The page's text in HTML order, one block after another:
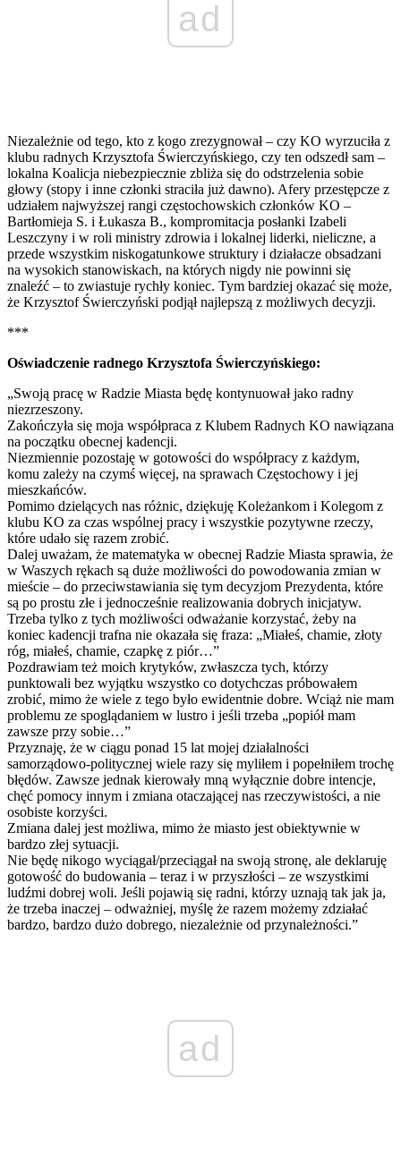
ad
Niezależnie od tego, kto z kogo zrezygnował – czy KO wyrzuciła z
klubu radnych Krzysztofa Świerczyńskiego, czy ten odszedł sam –
lokalna Koalicja niebezpiecznie zbliża się do odstrzelenia sobie
głowy (stopy i inne członki straciła już dawno). Afery przestępcze z
udziałem najwyższej rangi częstochowskich członków KO –
Bartłomieja S. i Łukasza B., kompromitacja posłanki Izabeli
Leszczyny i w roli ministry zdrowia i lokalnej liderki, nieliczne, a
przede wszystkim niskogatunkowe struktury i działacze obsadzani
na wysokich stanowiskach, na których nigdy nie powinni się
znaleźć – to zwiastuje rychły koniec. Tym bardziej okazać się może,
że Krzysztof Świerczyński podjął najlepszą z możliwych decyzji.
***
Oświadczenie radnego Krzysztofa Świerczyńskiego:
„Swoją pracę w Radzie Miasta będę kontynuował jako radny
niezrzeszony.
Zakończyła się moja współpraca z Klubem Radnych KO nawiązana
na początku obecnej kadencji.
Niezmiennie pozostaję w gotowości do współpracy z każdym,
komu zależy na czymś więcej, na sprawach Częstochowy i jej
mieszkańców.
Pomimo dzielących nas różnic, dziękuję Koleżankom i Kolegom z
klubu KO za czas wspólnej pracy i wszystkie pozytywne rzeczy,
które udało się razem zrobić.
Dalej uważam, że matematyka w obecnej Radzie Miasta sprawia, że
w Waszych rękach są duże możliwości do powodowania zmian w
mieście – do przeciwstawiania się tym decyzjom Prezydenta, które
są po prostu złe i jednocześnie realizowania dobrych inicjatyw.
Trzeba tylko z tych możliwości odważanie korzystać, żeby na
koniec kadencji trafna nie okazała się fraza: „Miałeś, chamie, złoty
róg, miałeś, chamie, czapkę z piór…”
Pozdrawiam też moich krytyków, zwłaszcza tych, którzy
punktowali bez wyjątku wszystko co dotychczas próbowałem
zrobić, mimo że wiele z tego było ewidentnie dobre. Wciąż nie mam
problemu ze spoglądaniem w lustro i jeśli trzeba „popiół mam
zawsze przy sobie…”
Przyznaję, że w ciągu ponad 15 lat mojej działalności
samorządowo-politycznej wiele razy się myliłem i popełniłem trochę
błędów. Zawsze jednak kierowały mną wyłącznie dobre intencje,
chęć pomocy innym i zmiana otaczającej nas rzeczywistości, a nie
osobiste korzyści.
Zmiana dalej jest możliwa, mimo że miasto jest obiektywnie w
bardzo złej sytuacji.
Nie będę nikogo wyciągał/przeciągał na swoją stronę, ale deklaruję
gotowość do budowania – teraz i w przyszłości – ze wszystkimi
ludźmi dobrej woli. Jeśli pojawią się radni, którzy uznają tak jak ja,
że trzeba inaczej – odważniej, myślę że razem możemy zdziałać
bardzo, bardzo dużo dobrego, niezależnie od przynależności.”
ad